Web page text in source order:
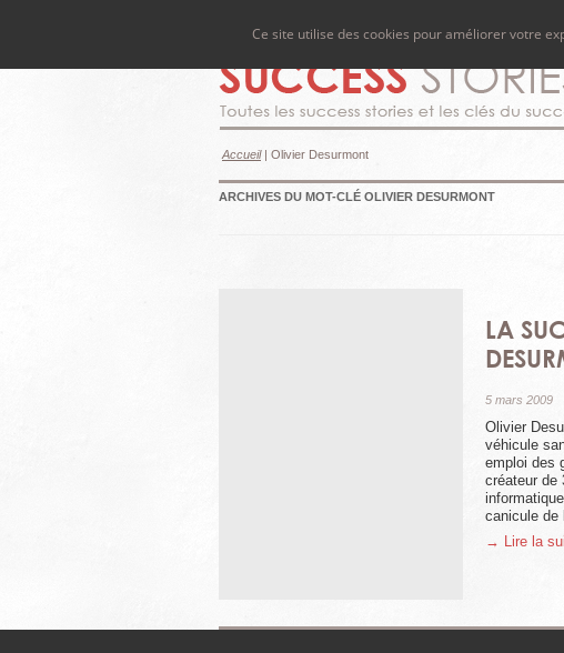
Accueil| Olivier Desurmont
ARCHIVES DU MOT-CLÉ OLIVIER DESURMONT
LA
5 mars 2009
Olivier
véhicule
emploi des
créateur de
canicule de
→ Lire la
Ce site utilise des cookies pour améliorer votre